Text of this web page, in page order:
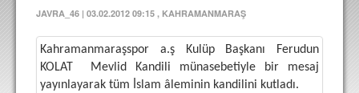
TEKNİK KADRO
TRANSFERLER
TARAFTAR
JAVRA_46 | 03.02.2012 09:15 , KAHRAMANMARAŞ
Kahramanmaraşspor a.ş Kulüp Başkanı Ferudun
KOLAT
Mevlid Kandili münasebetiyle bir mesaj
yayınlayarak tüm İslam âleminin kandilini kutladı.